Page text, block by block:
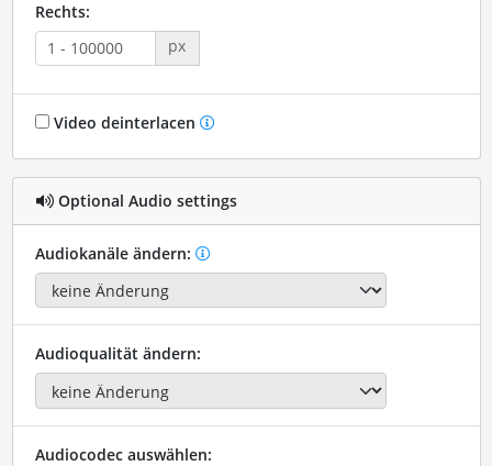
Rechts:
px
Video deinterlacen
Optional Audio settings
Audiokanäle ändern:
Audioqualität ändern:
Audiocodec auswählen: